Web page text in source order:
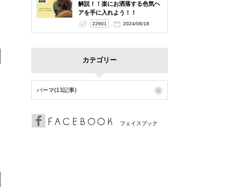
解説！！楽にお洒落する色気ヘ
アを手に入れよう！！
22601 2024/06/18
カテゴリー
パーマ(13記事)
フェイスブック